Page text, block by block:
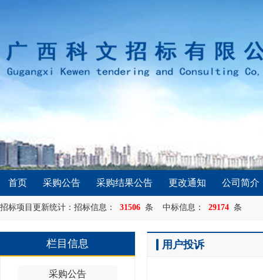
首页 采购公告 采购结果公告 更改通知 公司简介
招标项目更新统计：招标信息： 31506 条 中标信息： 29174 条
栏目信息
采购公告
用户投诉